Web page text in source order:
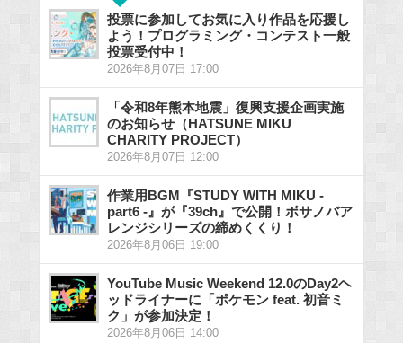
投票に参加してお気に入り作品を応援し
よう！プログラミング・コンテスト一般
投票受付中！
2026年8月07日 17:00
「令和8年熊本地震」復興支援企画実施
のお知らせ（HATSUNE MIKU
CHARITY PROJECT）
2026年8月07日 12:00
作業用BGM『STUDY WITH MIKU -
part6 -』が『39ch』で公開！ボサノバア
レンジシリーズの締めくくり！
2026年8月06日 19:00
YouTube Music Weekend 12.0のDay2ヘ
ッドライナーに「ポケモン feat. 初音ミ
ク」が参加決定！
2026年8月06日 14:00